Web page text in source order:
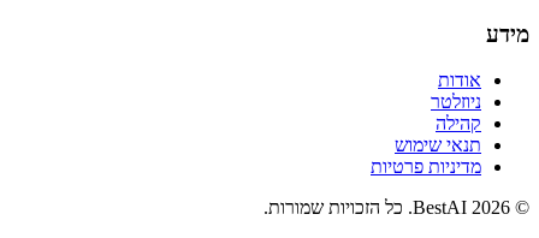
מידע
אודות
ניוזלטר
קהילה
תנאי שימוש
מדיניות פרטיות
©
2026
BestAI. כל הזכויות שמורות.